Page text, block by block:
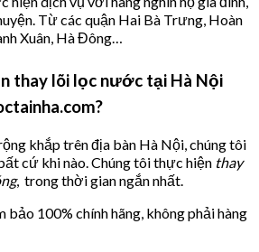
Từ các quận Hai Bà Trưng, Hoàn
Xuân, Hà Đông…
thay lõi lọc nước tại Hà Nội
khắp trên địa bàn Hà Nội, chúng tôi
cứ khi nào. Chúng tôi thực hiện thay
, trong thời gian ngắn nhất.
bảo 100% chính hãng, không phải hàng